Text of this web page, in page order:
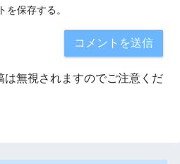
を保存する。
は無視されますのでご注意くだ